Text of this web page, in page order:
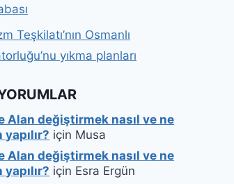
Teşkilatı’nın Osmanlı
yıkma planları
Alan değiştirmek nasıl ve ne
için Musa
Alan değiştirmek nasıl ve ne
için Esra Ergün